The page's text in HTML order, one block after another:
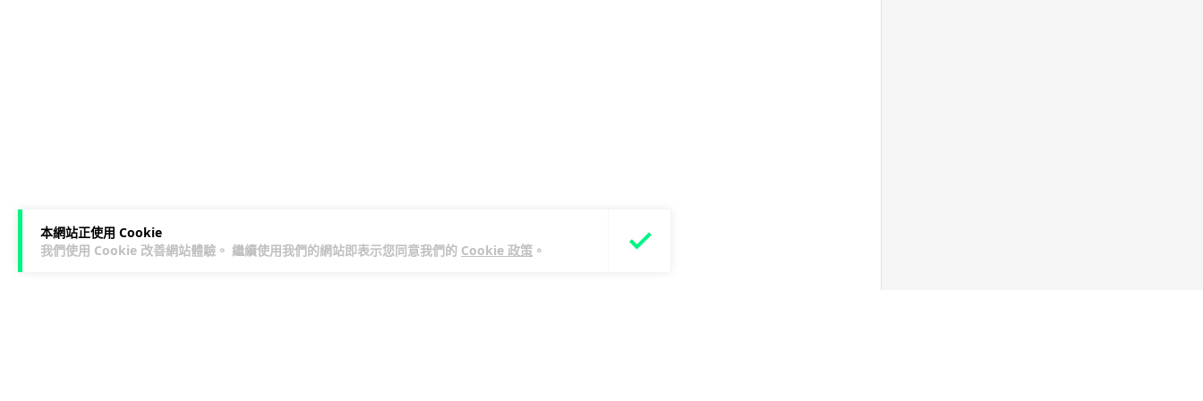
本網站正使用 Cookie
我們使用 Cookie 改善網站體驗。 繼續使用我們的網站即表示您同意我們的 Cookie 政策 。